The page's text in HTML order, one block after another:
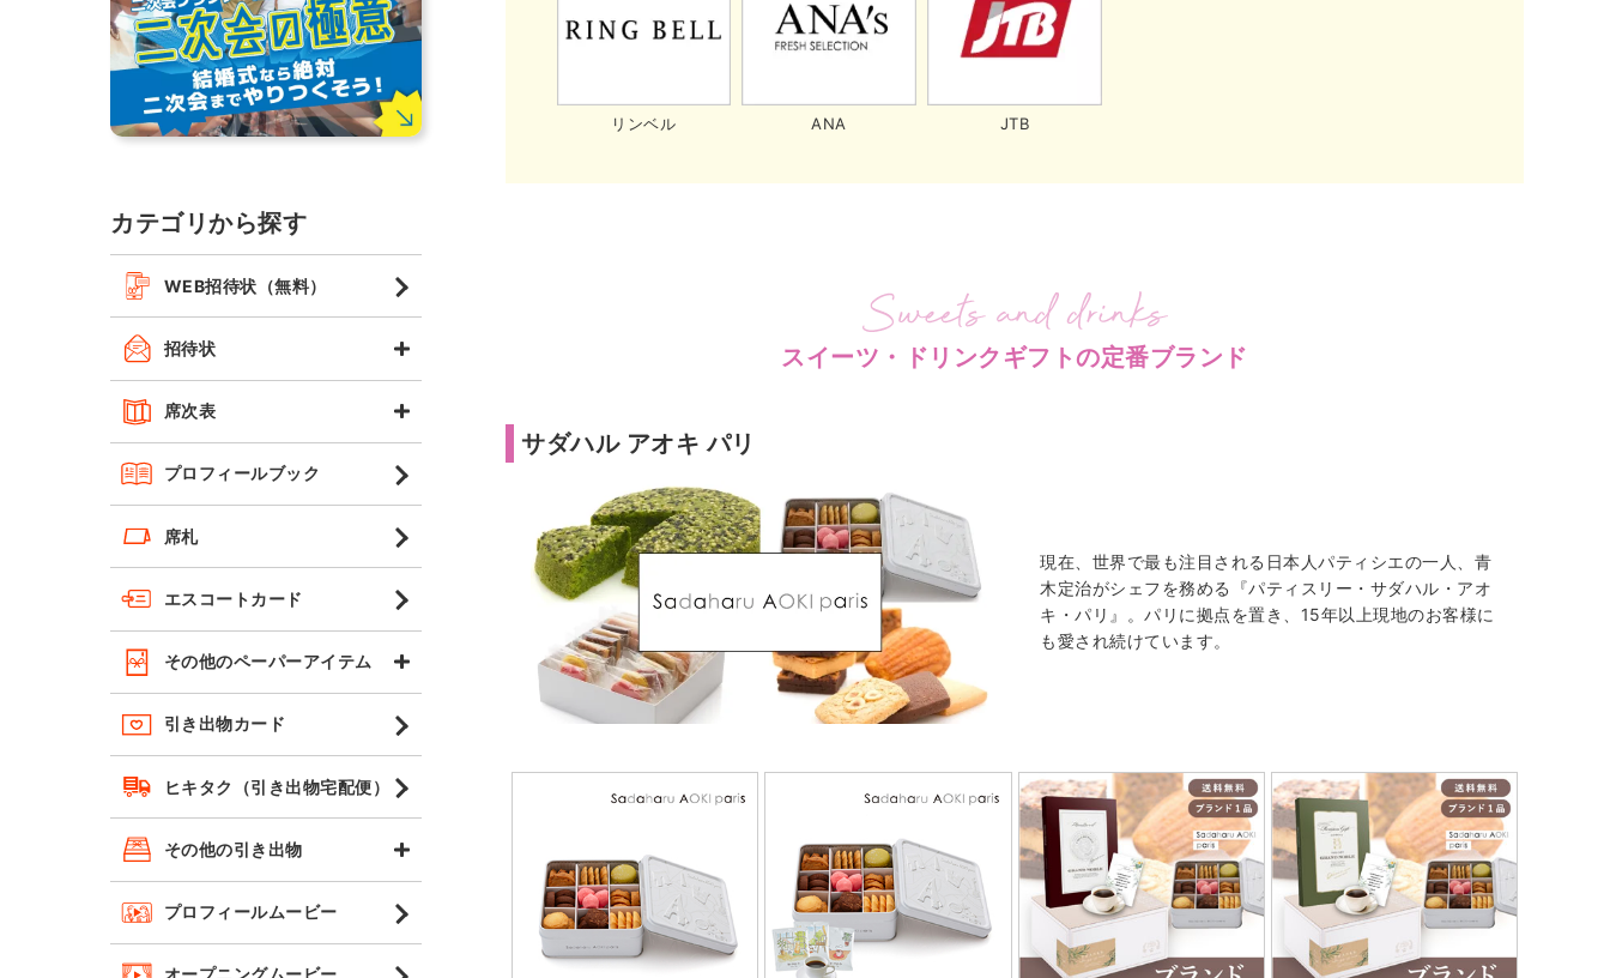
カテゴリから探す
WEB招待状（無料）
招待状
席次表
プロフィールブック
席札
エスコートカード
その他のペーパーアイテム
引き出物カード
ヒキタク（引き出物宅配便）
その他の引き出物
プロフィールムービー
リンベル ANA JTB
スイーツ・ドリンクギフトの定番ブランド
サダハル アオキ パリ
現在、世界で最も注目される日本人パティシエの一人、青
木定治がシェフを務める『パティスリー・サダハル・アオ
キ・パリ』。パリに拠点を置き、15年以上現地のお客様に
も愛され続けています。